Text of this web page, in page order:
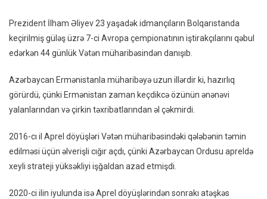
Prezident İlham Əliyev 23 yaşadək idmançıların Bolqarıstanda
keçirilmiş güləş üzrə 7-ci Avropa çempionatının iştirakçılarını qəbul
edərkən 44 günlük Vətən müharibəsindən danışıb.
Azərbaycan Ermənistanla müharibəyə uzun illərdir ki, hazırlıq
görürdü, çünki Ermənistan zaman keçdikcə özünün ənənəvi
yalanlarından və çirkin təxribatlarından əl çəkmirdi.
2016-cı il Aprel döyüşləri Vətən müharibəsindəki qələbənin təmin
edilməsi üçün əlverişli cığır açdı, çünki Azərbaycan Ordusu apreldə
xeyli strateji yüksəkliyi işğaldan azad etmişdi.
2020-ci ilin iyulunda isə Aprel döyüşlərindən sonrakı atəşkəs